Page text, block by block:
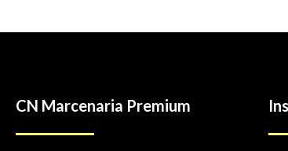
CN Marcenaria Premium